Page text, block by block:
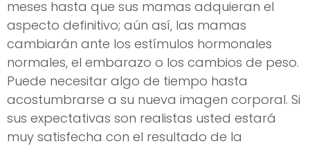
meses hasta que sus mamas adquieran el
aspecto definitivo; aún así, las mamas
cambiarán ante los estímulos hormonales
normales, el embarazo o los cambios de peso.
Puede necesitar algo de tiempo hasta
acostumbrarse a su nueva imagen corporal. Si
sus expectativas son realistas usted estará
muy satisfecha con el resultado de la